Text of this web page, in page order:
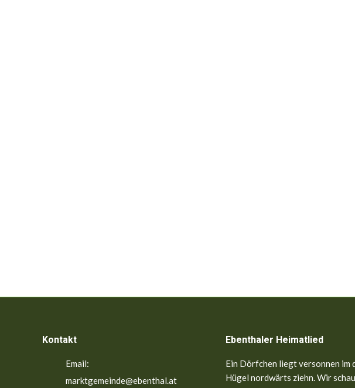
Kontakt
Email:
marktgemeinde@ebenthal.at
Ebenthaler Heimatlied
Ein Dörfchen liegt versonnen im
Hügel nordwärts ziehn. Wir